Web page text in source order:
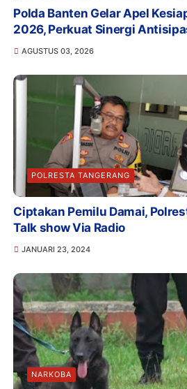
Polda Banten Gelar Apel
2026, Perkuat Sinergi
AGUSTUS 03, 2026
POLRESTA TANGERANG
Ciptakan Pemilu Damai,
Talk show Via Radio
JANUARI 23, 2024
NARKOBA